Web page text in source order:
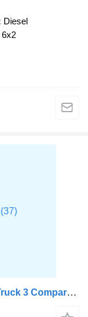
Diesel
6x2
Mercedes-Benz Axor 1833 4X2 Tank Truck 3 Compartments Euro 5